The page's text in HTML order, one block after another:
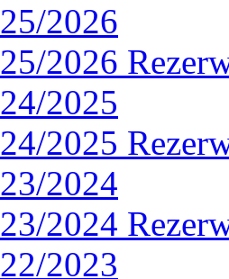
2026
2026
2025
2025
2024
2024
2023